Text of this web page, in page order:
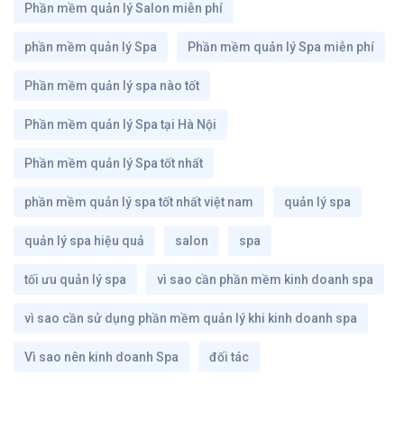
Phần mềm quản lý Salon miễn phí
phần mềm quản lý Spa Phần mềm quản lý Spa miễn phí
Phần mềm quản lý spa nào tốt
Phần mềm quản lý Spa tại Hà Nội
Phần mềm quản lý Spa tốt nhất
phần mềm quản lý spa tốt nhất việt nam quản lý spa
quản lý spa hiệu quả salon spa
tối ưu quản lý spa vì sao cần phần mềm kinh doanh spa
vì sao cần sử dụng phần mềm quản lý khi kinh doanh spa
Vì sao nên kinh doanh Spa đối tác